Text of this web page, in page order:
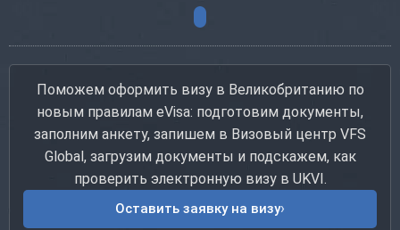
Поможем оформить визу в Великобританию по
новым правилам eVisa: подготовим документы,
заполним анкету, запишем в Визовый центр VFS
Global, загрузим документы и подскажем, как
проверить электронную визу в UKVI.
Оставить заявку на визу